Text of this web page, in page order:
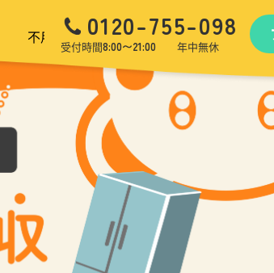
不用品回収 生前・遺品整理 引
0120-755-098
受付時間8:00〜21:00 年中無休